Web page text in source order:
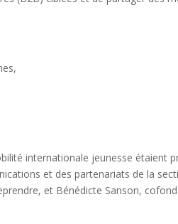
internationale jeunesse étaient
et des partenariats de la
et Bénédicte Sanson,